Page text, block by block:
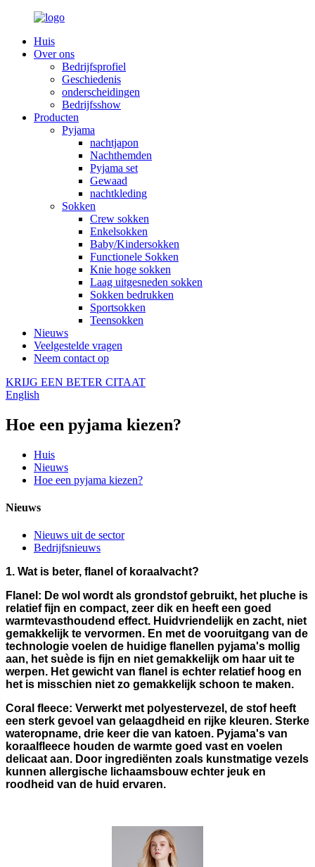
Huis
Over ons
Bedrijfsprofiel
Geschiedenis
onderscheidingen
Bedrijfsshow
Producten
Pyjama
nachtjapon
Nachthemden
Pyjama set
Gewaad
nachtkleding
Sokken
Crew sokken
Enkelsokken
Baby/Kindersokken
Functionele Sokken
Knie hoge sokken
Laag uitgesneden sokken
Sokken bedrukken
Sportsokken
Teensokken
Nieuws
Veelgestelde vragen
Neem contact op
KRIJG EEN BETER CITAAT
English
Hoe een pyjama kiezen?
Huis
Nieuws
Hoe een pyjama kiezen?
Nieuws
Nieuws uit de sector
Bedrijfsnieuws
1. Wat is beter, flanel of koraalvacht?
Flanel: De wol wordt als grondstof gebruikt, het pluche is
relatief fijn en compact, zeer dik en heeft een goed
warmtevasthoudend effect. Huidvriendelijk en zacht, niet
gemakkelijk te vervormen. En met de vooruitgang van de
technologie voelen de huidige flanellen pyjama's mollig
aan, het suède is fijn en niet gemakkelijk om haar uit te
werpen. Het gewicht van flanel is echter relatief hoog en
het is misschien niet zo gemakkelijk schoon te maken.
Coral fleece: Verwerkt met polyestervezel, de stof heeft
een sterk gevoel van gelaagdheid en rijke kleuren. Sterke
wateropname, drie keer die van katoen. Pyjama's van
koraalfleece houden de warmte goed vast en voelen
delicaat aan. Door ingrediënten zoals kunstmatige vezels
kunnen allergische lichaamsbouw echter jeuk en
roodheid van de huid ervaren.